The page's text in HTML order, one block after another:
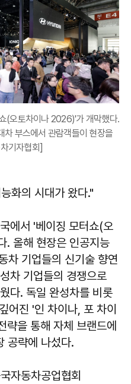
(오토차이나 2026)'가 개막했다.
차 부스에서 관람객들이 현장을
기자협회]
화의 시대가 왔다."
에서 '베이징 모터쇼(오
. 올해 현장은 인공지능
차 기업들의 신기술 향연
차 기업들의 경쟁으로
다. 독일 완성차를 비롯
어진 '인 차이나, 포 차이
을 통해 자체 브랜드에
공략에 나섰다.
자동차공업협회